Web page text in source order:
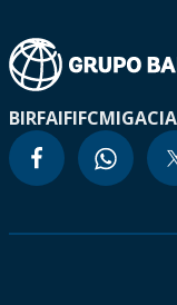
BIRFAIFIFCMIGA